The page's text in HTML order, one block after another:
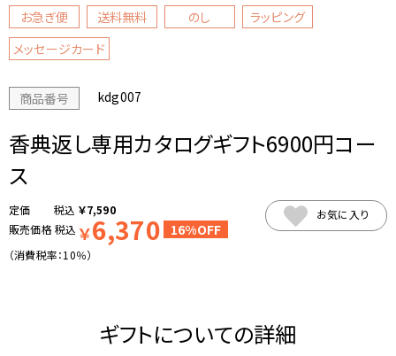
お急ぎ便 送料無料 のし
ラッピング
メッセージカード
商品番号 kdg007
香典返し専用カタログギフト6900円コー
ス
税込 ￥7,590
販売価格税込 ￥6,370 16%OFF
（消費税率：10％）
お気に入り
ギフトについての詳細